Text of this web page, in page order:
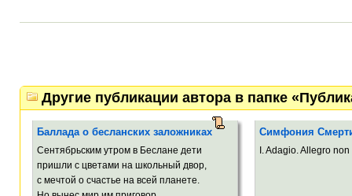
Другие публикации автора в папке
Баллада о бесланских заложниках
Сентябрьским утром в Беслане дети
пришли с цветами на школьный двор,
с мечтой о счастье на всей планете.
Симфония
I. Adagio. Allegro non